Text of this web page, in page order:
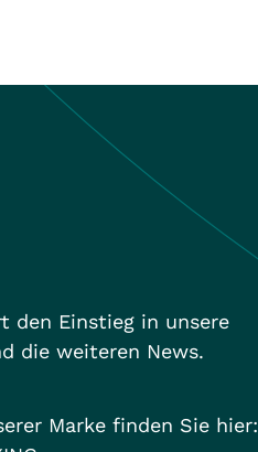
den Einstieg in unsere
die weiteren News.
Marke finden Sie hier: